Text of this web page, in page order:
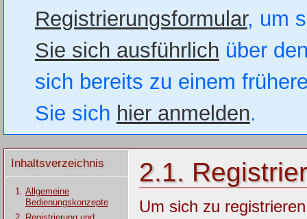
Registrierungsformular, um
Sie sich ausführlich über
sich bereits zu einem
Sie sich hier anmelden.
Inhaltsverzeichnis
Allgemeine
Bedienungskonzepte
2.1.
Um sich zu